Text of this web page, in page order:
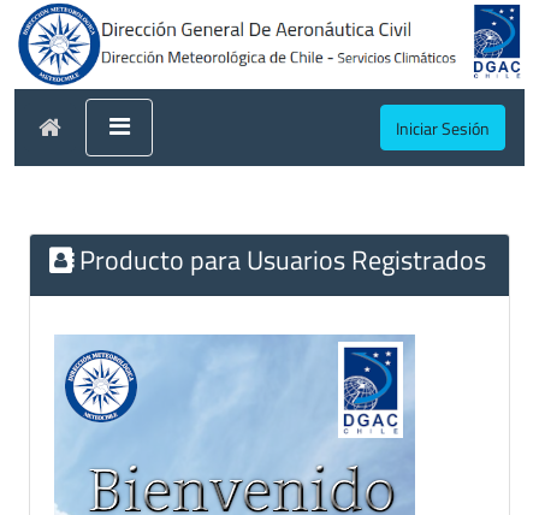
Iniciar Sesión
Producto para Usuarios Registrados